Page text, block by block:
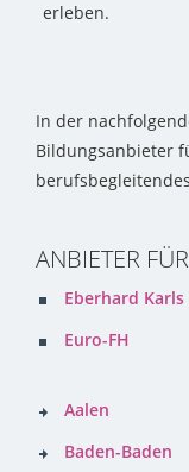
erleben.
In der
Bildungsanbieter
ANBIETER
Eberhard
Euro-FH
Aalen
Baden-Baden